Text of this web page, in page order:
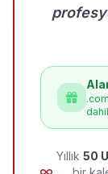
Yıllık 50